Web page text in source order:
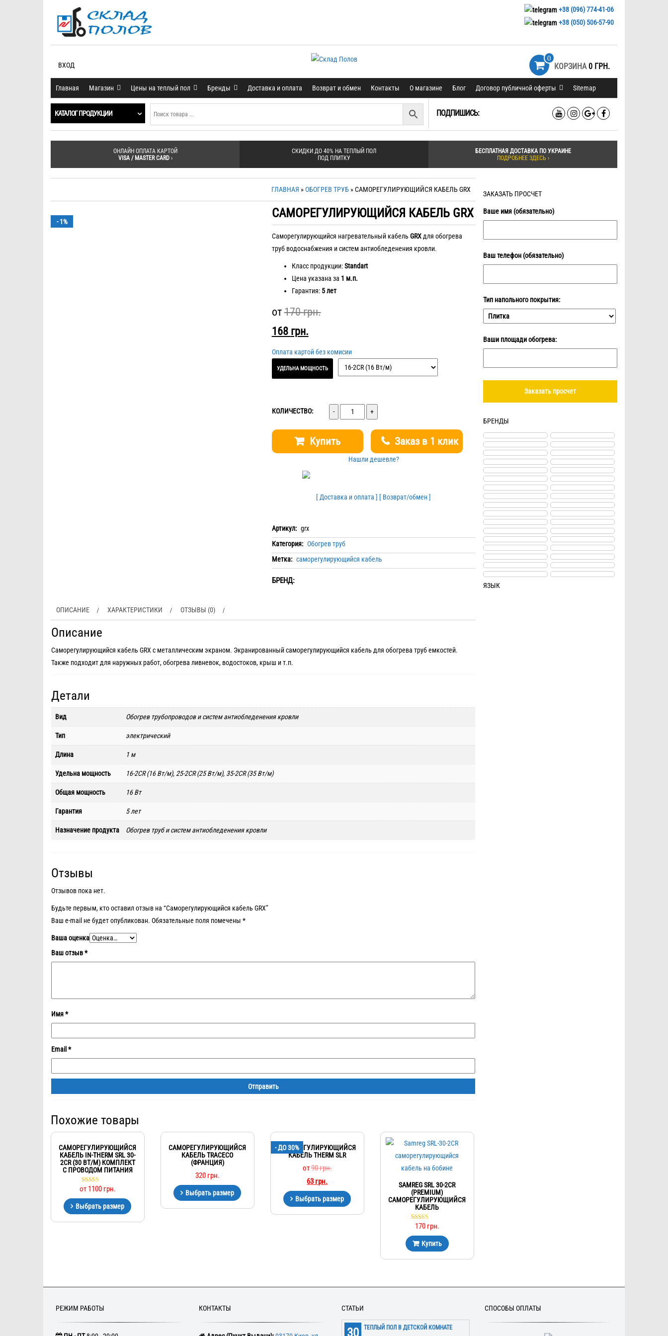
+38 (096) 774-41-06
+38 (050) 506-57-90
ВХОД
0
КОРЗИНА 0 ГРН.
Главная Магазин Цены на теплый пол Бренды Доставка и оплата Возврат и обмен Контакты О магазине Блог Договор публичной оферты Sitemap
КАТАЛОГ ПРОДУКЦИИ ПОДПИШИСЬ:
ОНЛАЙН ОПЛАТА КАРТОЙ
VISA / MASTER CARD›
СКИДКИ ДО 40% НА ТЕПЛЫЙ ПОЛ
ПОД ПЛИТКУ
БЕСПЛАТНАЯ ДОСТАВКА ПО УКРАИНЕ
ПОДРОБНЕЕ ЗДЕСЬ ›
ГЛАВНАЯ »ОБОГРЕВ ТРУБ » САМОРЕГУЛИРУЮЩИЙСЯ КАБЕЛЬ GRX
- 1%
САМОРЕГУЛИРУЮЩИЙСЯ КАБЕЛЬ GRX
Саморегулирующийся нагревательный кабель GRXдля обогрева
труб водоснабжения и систем антиобледенения кровли.
Класс продукции:Standart
Цена указана за 1 м.п.
Гарантия: 5 лет
от170грн.
168 грн.
Оплата картой без комисии
УДЕЛЬНА МОЩНОСТЬ
КОЛИЧЕСТВО: Количество
Купить Заказ в 1 клик
Нашли дешевле?
[ Доставка и оплата ] [ Возврат/обмен ]
Артикул: grx
Категория: Обогрев труб
Метка: саморегулирующийся кабель
БРЕНД:
ОПИСАНИЕ ХАРАКТЕРИСТИКИ ОТЗЫВЫ (0)
Описание
Саморегулирующийся кабель GRX с металлическим экраном. Экранированный саморегулирующийся кабель для обогрева труб емкостей.
Также подходит для наружных работ, обогрева ливневок, водостоков, крыш и т.п.
Детали
Вид Обогрев трубопроводов и систем антиобледенения кровли
Тип электрический
Длина 1 м
Удельна мощность 16-2CR (16 Вт/м), 25-2CR (25 Вт/м), 35-2CR (35 Вт/м)
Общая мощность 16 Вт
Гарантия 5 лет
Назначение продукта Обогрев труб и систем антиобледенения кровли
Отзывы
Отзывов пока нет.
Будьте первым, кто оставил отзыв на “Саморегулирующийся кабель GRX”
Ваш e-mail не будет опубликован. Обязательные поля помечены *
Ваша оценка
Ваш отзыв*
Имя*
Email *
Похожие товары
САМОРЕГУЛИРУЮЩИЙСЯ
КАБЕЛЬ IN-THERM SRL 30-
2CR (30 ВТ/М) КОМПЛЕКТ
С ПРОВОДОМ ПИТАНИЯ
Оценка
из 5
от 1100 грн.
Выбрать размер
САМОРЕГУЛИРУЮЩИЙСЯ
КАБЕЛЬ TRACECO
(ФРАНЦИЯ)
320 грн.
Выбрать размер
- ДО 30%
САМОРЕГУЛИРУЮЩИЙСЯ
КАБЕЛЬ THERM SLR
от90грн.
63 грн.
Выбрать размер
SAMREG SRL 30-2CR
(PREMIUM)
САМОРЕГУЛИРУЮЩИЙСЯ
КАБЕЛЬ
Оценка
5.00
из 5
170 грн.
Купить
ЗАКАЗАТЬ ПРОСЧЕТ
Ваше имя (обязательно)
Ваш телефон (обязательно)
Тип напольного покрытия:
Ваши площади обогрева:
БРЕНДЫ
ЯЗЫК
РЕЖИМ РАБОТЫ КОНТАКТЫ СТАТЬИ
30 ТЕПЛЫЙ ПОЛ В ДЕТСКОЙ КОМНАТЕ
СПОСОБЫ ОПЛАТЫ